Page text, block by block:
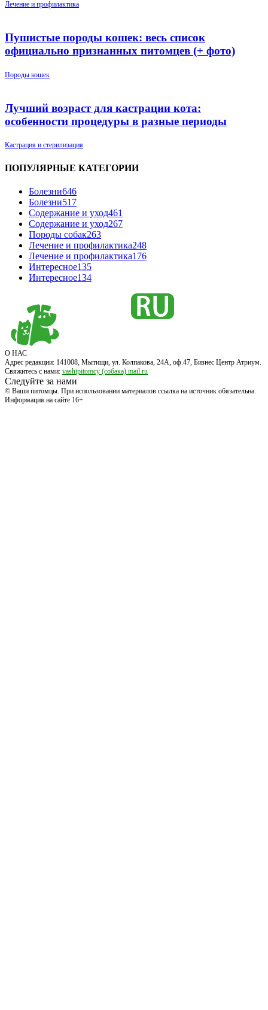
Лечение и профилактика
Пушистые породы кошек: весь список
официально признанных питомцев (+ фото)
Породы кошек
Лучший возраст для кастрации кота:
особенности процедуры в разные периоды
Кастрация и стерилизация
ПОПУЛЯРНЫЕ КАТЕГОРИИ
Болезни646
Болезни517
Содержание и уход461
Содержание и уход267
Породы собак263
Лечение и профилактика248
Лечение и профилактика176
Интересное135
Интересное134
О НАС
Адрес редакции: 141008, Мытищи, ул. Колпакова, 24А, оф.47, Бизнес Центр Атриум.
Свяжитесь с нами: vashipitomcy (собака) mail.ru
Следуйте за нами
© Ваши питомцы. При использовании материалов ссылка на источник обязательна.
Информация на сайте 16+